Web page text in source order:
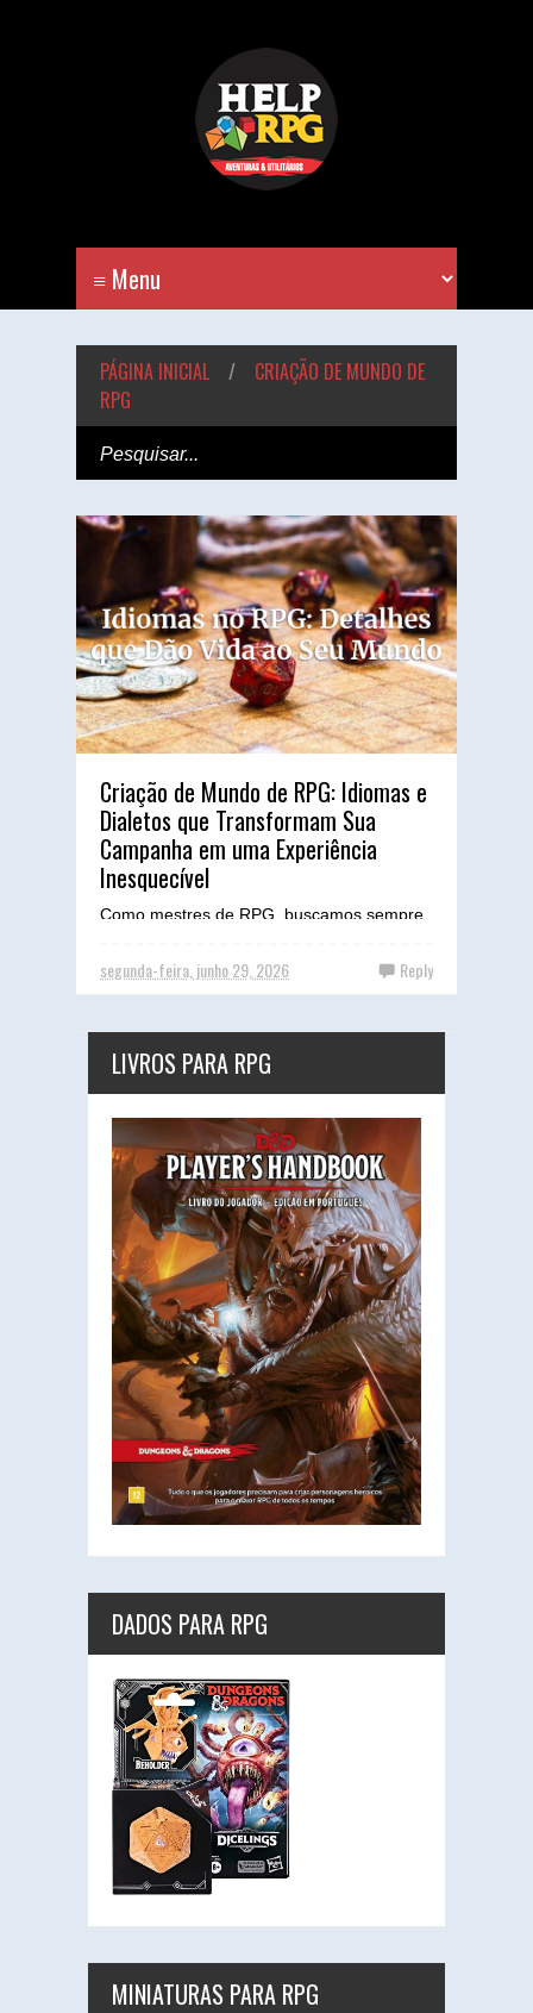
PÁGINA INICIAL /
CRIAÇÃO DE MUNDO DE
RPG
Criação de Mundo de RPG: Idiomas e
Dialetos que Transformam Sua
Campanha em uma Experiência
Inesquecível
Como mestres de RPG, buscamos sempre
que não apenas entretenham, mas que
pareçam respirar. Um dos el...
segunda-feira, junho 29, 2026 Reply
LIVROS PARA RPG
DADOS PARA RPG
MINIATURAS PARA RPG